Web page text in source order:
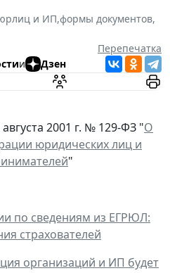
и ИП,формы документов,
Перепечатка
и Дзен
2001 г. № 129-ФЗ "О
юридических лиц и
"
по сведениям из ЕГРЮЛ:
страхователей
организаций и ИП будет